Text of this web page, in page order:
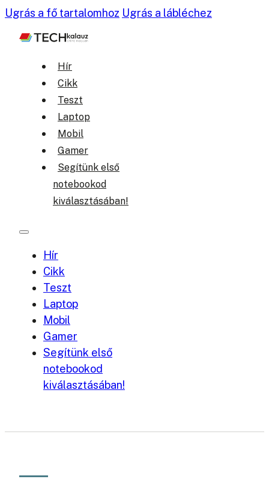
Ugrás a fő tartalomhoz Ugrás a lábléchez
Hír
Cikk
Teszt
Laptop
Mobil
Gamer
Segítünk első
notebookod
kiválasztásában!
Hír
Cikk
Teszt
Laptop
Mobil
Gamer
Segítünk első
notebookod
kiválasztásában!